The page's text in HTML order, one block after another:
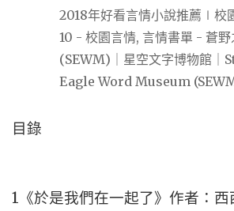
目錄​
1《於是我們在一起了》作者：西